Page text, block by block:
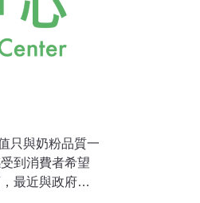
只與奶粉品質一
到消費者希望
最近與政府乳